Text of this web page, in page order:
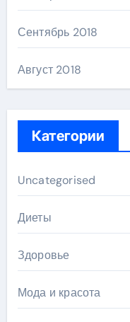
Сентябрь 2018
Август 2018
Категории
Uncategorised
Диеты
Здоровье
Мода и красота